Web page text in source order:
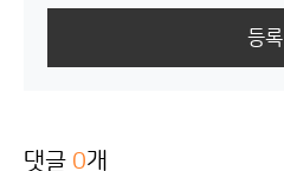
등록
댓글 0개